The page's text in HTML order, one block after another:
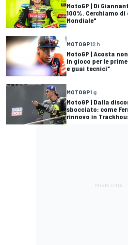
MotoGP | Di
100%. Cerchiamo
Mondiale"
MOTOGP12 h
MotoGP | Acosta
in gioco per le
e guai tecnici"
MOTOGP1 g
MotoGP | Dalla
sbocciato: come
rinnovo in